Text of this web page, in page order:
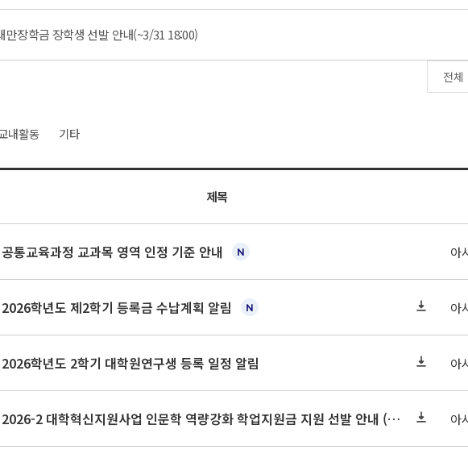
만장학금 장학생 선발 안내(~3/31 18:00)
내활동 기타
제목
공통교육과정 교과목 영역 인정 기준 안내 아
2026학년도 제2학기 등록금 수납계획 알림 아
2026학년도 2학기 대학원연구생 등록 일정 알림 아
2026-2 대학혁신지원사업 인문학 역량강화 학업지원금 지원 선발 안내 (학/석/박사) 아